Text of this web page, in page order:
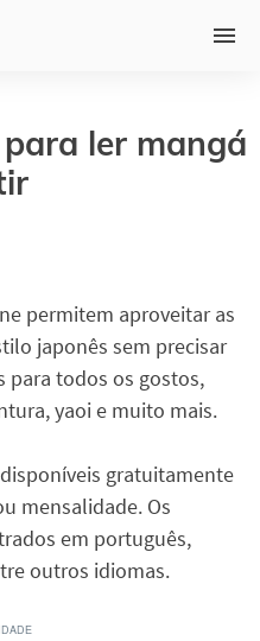
ler mangá
permitem aproveitar as
japonês sem precisar
para todos os gostos,
yaoi e muito mais.
gratuitamente
mensalidade. Os
em português,
outros idiomas.